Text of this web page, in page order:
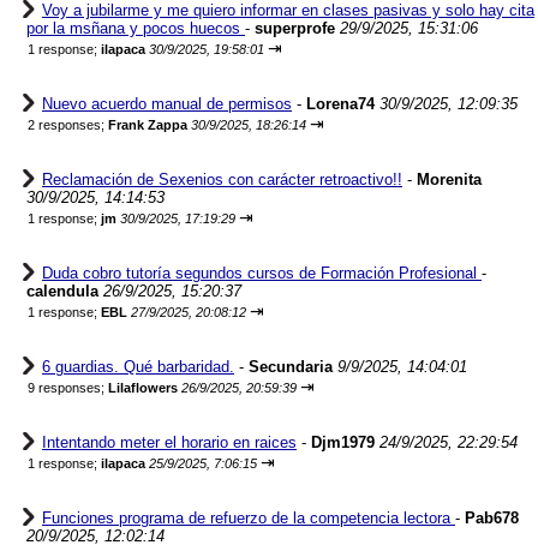
Voy a jubilarme y me quiero informar en clases pasivas y solo hay cita
por la msñana y pocos huecos - superprofe 29/9/2025, 15:31:06
1 response; ilapaca 30/9/2025, 19:58:01 ⇥
Nuevo acuerdo manual de permisos - Lorena74 30/9/2025, 12:09:35
2 responses; Frank Zappa 30/9/2025, 18:26:14 ⇥
Reclamación de Sexenios con carácter retroactivo!! - Morenita
30/9/2025, 14:14:53
1 response; jm 30/9/2025, 17:19:29 ⇥
Duda cobro tutoría segundos cursos de Formación Profesional -
calendula 26/9/2025, 15:20:37
1 response; EBL 27/9/2025, 20:08:12 ⇥
6 guardias. Qué barbaridad. - Secundaria 9/9/2025, 14:04:01
9 responses; Lilaflowers 26/9/2025, 20:59:39 ⇥
Intentando meter el horario en raices - Djm1979 24/9/2025, 22:29:54
1 response; ilapaca 25/9/2025, 7:06:15 ⇥
Funciones programa de refuerzo de la competencia lectora - Pab678
20/9/2025, 12:02:14